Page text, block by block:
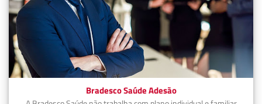
Bradesco Saúde Adesão